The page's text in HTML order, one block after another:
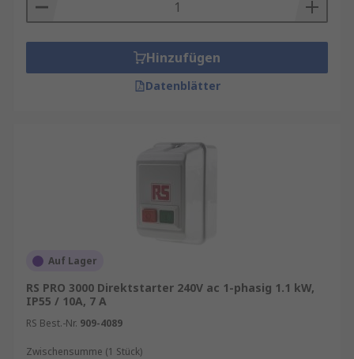
Hinzufügen
Datenblätter
Auf Lager
RS PRO 3000 Direktstarter 240V ac 1-phasig 1.1 kW,
IP55 / 10A, 7 A
RS Best.-Nr. 909-4089
Zwischensumme (1 Stück)